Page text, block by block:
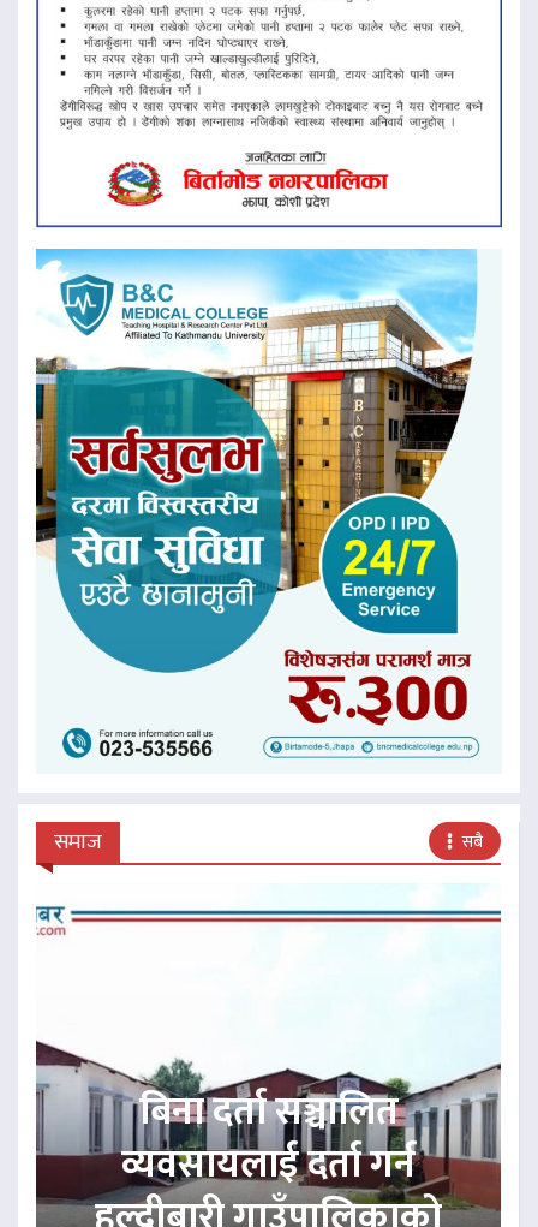
समाज सबै
बिना दर्ता सञ्चालित
व्यवसायलाई दर्ता गर्न